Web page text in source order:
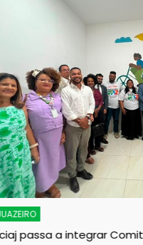
a integrar Comitê